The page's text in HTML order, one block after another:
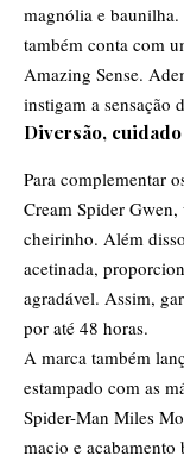
magnólia e
também conta com
Amazing Sense.
instigam a sensação
Diversão,
Para complementar
Cream Spider
cheirinho. Além
acetinada,
agradável. Assim,
por até 48 horas.
A marca também
estampado com as
Spider-Man Miles
macio e